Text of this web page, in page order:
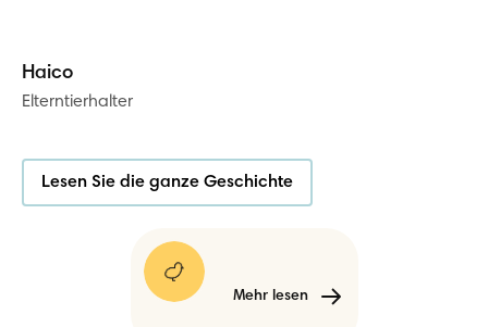
Lesen Sie die ganze Geschichte
Mehr lesen